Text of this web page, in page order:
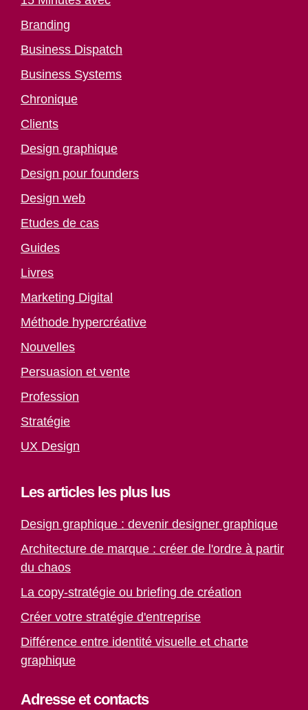
Branding
Business Dispatch
Business Systems
Chronique
Clients
Design graphique
Design pour founders
Design web
Etudes de cas
Guides
Livres
Marketing Digital
Méthode hypercréative
Nouvelles
Persuasion et vente
Profession
Stratégie
UX Design
Les articles les plus lus
Design graphique : devenir designer graphique
Architecture de marque : créer de l'ordre à partir
du chaos
La copy-stratégie ou briefing de création
Créer votre stratégie d'entreprise
Différence entre identité visuelle et charte
graphique
Adresse et contacts
Article ajouté au panier